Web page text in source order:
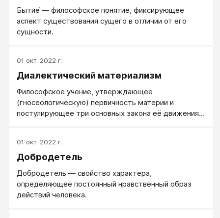
Бытие́ — философское понятие, фиксирующее
аспект существования сущего в отличии от его
сущности.
01 окт. 2022 г.
Диалектический материализм
Философское учение, утверждающее
(гносеологическую) первичность материи и
постулирующее три основных закона её движения и
01 окт. 2022 г.
Добродетель
Добродетель — свойство характера,
определяющее постоянный нравственный образ
действий человека.